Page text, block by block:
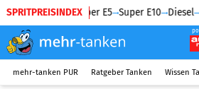
SPRITPREISINDEX
Diesel Super E5 Super E10 Diesel
mehr-tanken PUR Ratgeber Tanken Wissen